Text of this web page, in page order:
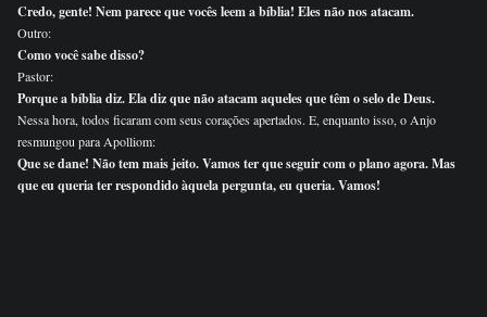
Credo, gente! Nem parece que vocês leem a bíblia! Eles não nos atacam.
Outro:
Como você sabe disso?
Pastor:
Porque a bíblia diz. Ela diz que não atacam aqueles que têm o selo de Deus.
Nessa hora, todos ficaram com seus corações apertados. E, enquanto isso, o Anjo
resmungou para Apolliom:
Que se dane! Não tem mais jeito. Vamos ter que seguir com o plano agora. Mas
que eu queria ter respondido àquela pergunta, eu queria. Vamos!